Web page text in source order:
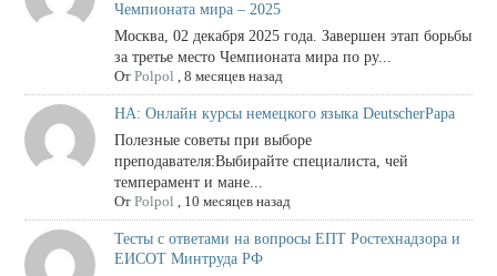
Чемпионата мира – 2025
Москва, 02 декабря 2025 года. Завершен этап борьбы
за третье место Чемпионата мира по ру...
От Polpol , 8 месяцев назад
НА: Онлайн курсы немецкого языка DeutscherPapa
Полезные советы при выборе
преподавателя:Выбирайте специалиста, чей
темперамент и мане...
От Polpol , 10 месяцев назад
Тесты с ответами на вопросы ЕПТ Ростехнадзора и
ЕИСОТ Минтруда РФ